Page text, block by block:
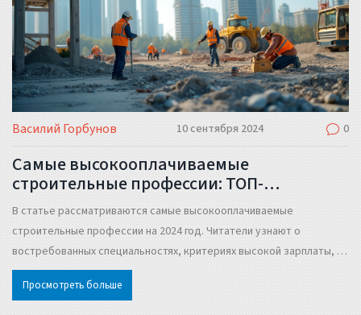
Василий Горбунов 10 сентября 2024 0
Самые высокооплачиваемые
строительные профессии: ТОП-
специальности на 2024 год
В статье рассматриваются самые высокооплачиваемые
строительные профессии на 2024 год. Читатели узнают о
востребованных специальностях, критериях высокой зарплаты, а
также полезных советах для выбора перспективной профессии в
строительной сфере.
Просмотреть больше